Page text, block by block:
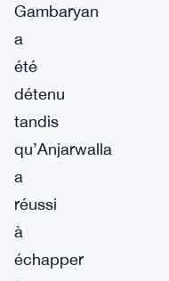
Gambaryan
a
été
détenu
tandis
qu’Anjarwalla
a
réussi
à
échapper